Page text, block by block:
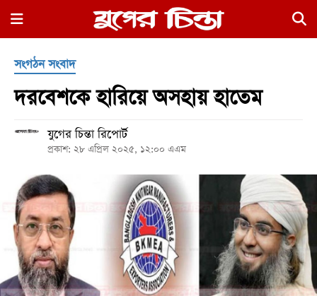
×
হোম
রাজনীতি
নগর
জুড়ে
নগরের
বাইরে
সংগঠন সংবাদ
দরবেশকে হারিয়ে অসহায় হাতেম
যুগের চিন্তা রিপোর্ট
প্রকাশ: ২৮ এপ্রিল ২০২৫, ১২:০০ এএম